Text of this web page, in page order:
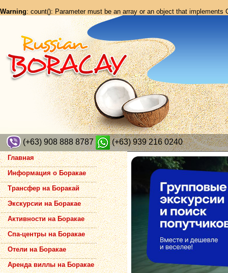
Warning: count(): Parameter must be an array or an object that implements
(+63) 908 888 8787 (+63) 939 216 0240
Главная
Информация о Боракае
Трансфер на Боракай
Экскурсии на Боракае
Активности на Боракае
Спа-центры на Боракае
Отели на Боракае
Аренда виллы на Боракае